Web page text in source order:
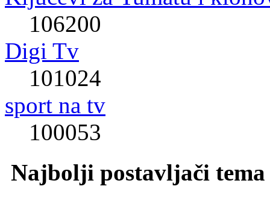
106200
Digi Tv
101024
sport na tv
100053
Najbolji postavljači tema